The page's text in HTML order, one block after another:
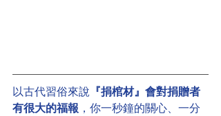
以古代習俗來說 『捐棺材』會對捐贈者
有很大的福報 ，你一秒鐘的關心、一分